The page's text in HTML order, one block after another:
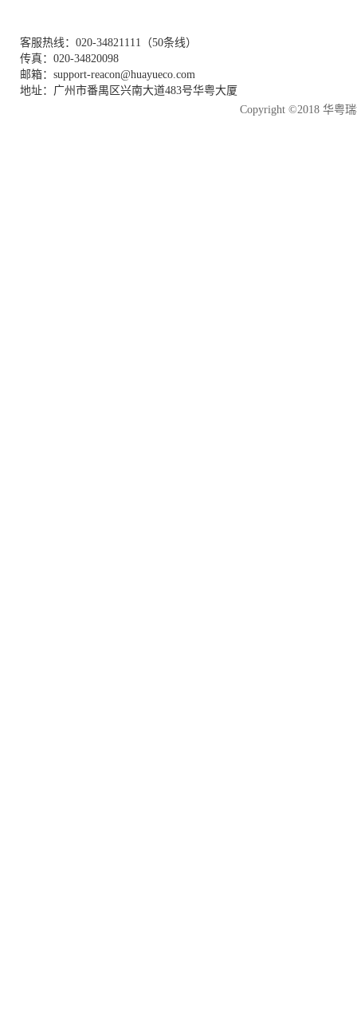
客服热线：020-34821111（50条线）
传真：020-34820098
邮箱：support-reacon@huayueco.com
地址：广州市番禺区兴南大道483号华粤大厦
Copyright ©2018 华粤